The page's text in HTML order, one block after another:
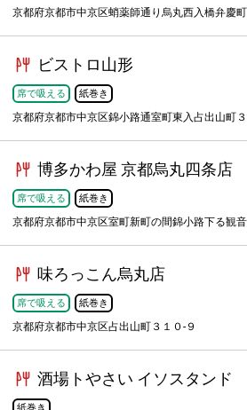
京都府京都市中京区蛸薬師通り烏丸西入橋弁慶
ビストロ山形
席で吸える 紙巻き
京都府京都市中京区錦小路通室町東入占出山町３
博多かわ屋 京都烏丸四条店
席で吸える 紙巻き
京都府京都市中京区室町新町の間錦小路下る観
味ろっこん烏丸店
席で吸える 紙巻き
京都府京都市中京区占出山町３１０-９
酒場トやさい イソスタンド